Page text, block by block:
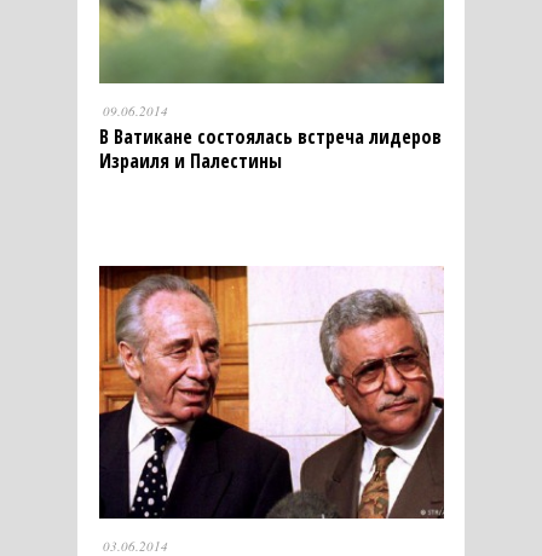
09.06.2014
В Ватикане состоялась встреча лидеров
Израиля и Палестины
03.06.2014